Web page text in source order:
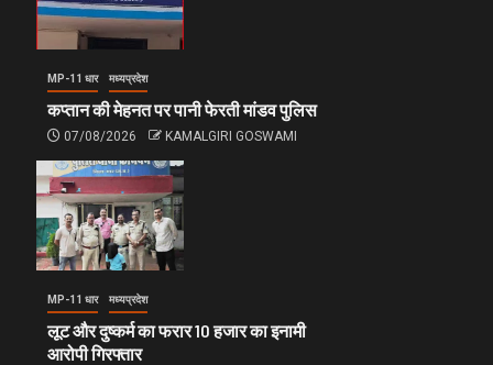
MP-11 धार मध्यप्रदेश
कप्तान की मेहनत पर पानी फेरती मांडव पुलिस
07/08/2026 KAMALGIRI GOSWAMI
MP-11 धार मध्यप्रदेश
लूट और दुष्कर्म का फरार 10 हजार का इनामी
आरोपी गिरफ्तार